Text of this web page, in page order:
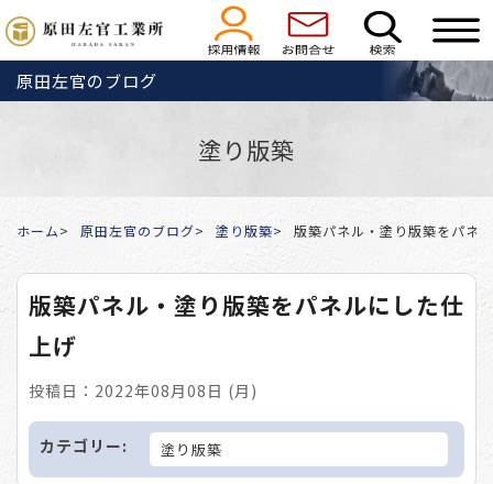
原田左官のブログ
塗り版築
ホーム 原田左官のブログ 塗り版築 版築パネル・塗り版築をパネ
版築パネル・塗り版築をパネルにした仕
上げ
投稿日：2022年08月08日 (月)
カテゴリー: 塗り版築